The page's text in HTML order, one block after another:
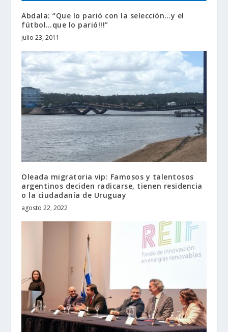
Abdala: “Que lo parió con la selección…y el
fútbol…que lo parió!!!”
julio 23, 2011
Oleada migratoria vip: Famosos y talentosos
argentinos deciden radicarse, tienen residencia
o la ciudadanía de Uruguay
agosto 22, 2022